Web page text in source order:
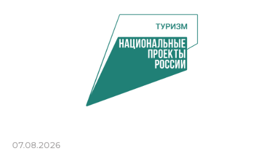
07.08.2026